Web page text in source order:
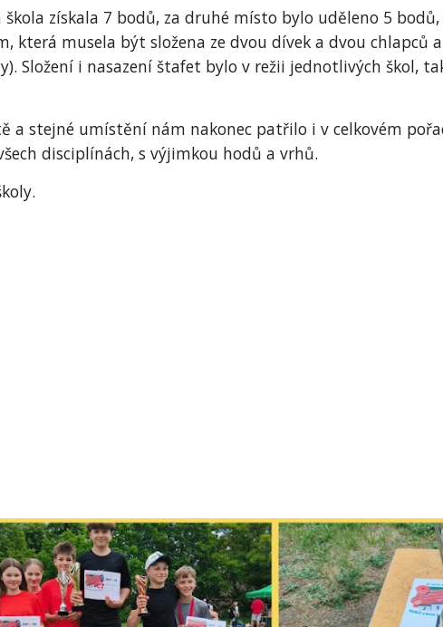
získala 7 bodů, za druhé místo bylo uděleno 5
musela být složena ze dvou dívek a dvou chlapců a
Složení i nasazení štafet bylo v režii jednotlivých škol,
a stejné umístění nám nakonec patřilo i v celkovém
disciplínách, s výjimkou hodů a vrhů.